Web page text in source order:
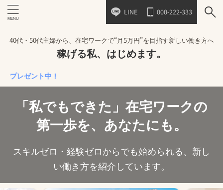
LINE 000-222-333
40代・50代主婦から、在宅ワークで“月5万円”を目指す新しい働き方へ
稼げる私、はじめます。
ント中！
「私でもできた」在宅ワークの
第一歩を、あなたにも。
スキルゼロ・経験ゼロからでも始められる、新し
い働き方を紹介しています。